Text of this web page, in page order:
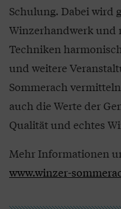
Schulung. Dabei wird
Winzerhandwerk und
Techniken
und weitere
Sommerach
auch die Werte der
Qualität und echtes
Mehr Informationen
www.winzer-